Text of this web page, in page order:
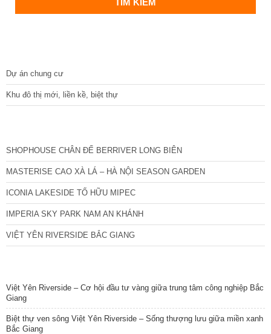
Dự án chung cư
Khu đô thị mới, liền kề, biệt thự
SHOPHOUSE CHÂN ĐẾ BERRIVER LONG BIÊN
MASTERISE CAO XÀ LÁ – HÀ NỘI SEASON GARDEN
ICONIA LAKESIDE TỐ HỮU MIPEC
IMPERIA SKY PARK NAM AN KHÁNH
VIỆT YÊN RIVERSIDE BẮC GIANG
Việt Yên Riverside – Cơ hội đầu tư vàng giữa trung tâm công nghiệp Bắc
Giang
Biệt thự ven sông Việt Yên Riverside – Sống thượng lưu giữa miền xanh
Bắc Giang